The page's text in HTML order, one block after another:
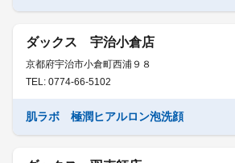
ダックス 宇治小倉店
京都府宇治市小倉町西浦９８
TEL: 0774-66-5102
肌ラボ 極潤ヒアルロン泡洗顔